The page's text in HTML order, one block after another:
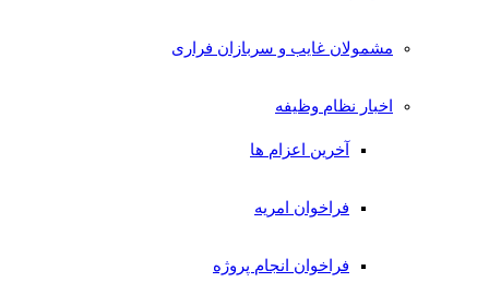
مشمولان غایب و سربازان فراری
اخبار نظام وظیفه
آخرین اعزام ها
فراخوان امریه
فراخوان انجام پروژه